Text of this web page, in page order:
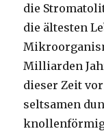
die
die ältesten
Milliarden
dieser Zeit
seltsamen